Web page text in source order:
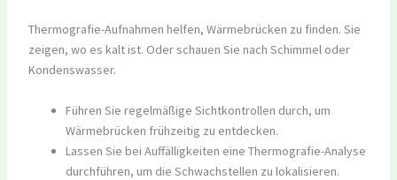
Thermografie-Aufnahmen helfen, Wärmebrücken zu finden. Sie
zeigen, wo es kalt ist. Oder schauen Sie nach Schimmel oder
Kondenswasser.
Führen Sie regelmäßige Sichtkontrollen durch, um
Wärmebrücken frühzeitig zu entdecken.
Lassen Sie bei Auffälligkeiten eine Thermografie-Analyse
durchführen, um die Schwachstellen zu lokalisieren.